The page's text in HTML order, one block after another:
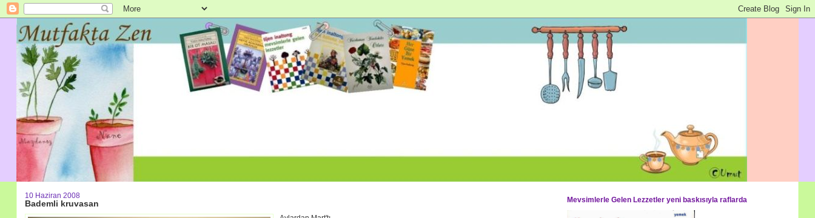
10 Haziran 2008
Bademli kruvasan Mevsimlerle Gelen Lezzetler yeni baskısıyla raflarda